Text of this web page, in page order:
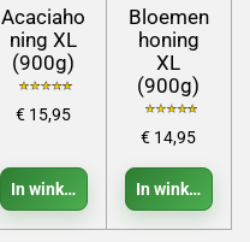
Acaciaho
ning XL
(900g)
€ 15,95
In winkelwagen
Bloemen
honing
XL
(900g)
€ 14,95
In